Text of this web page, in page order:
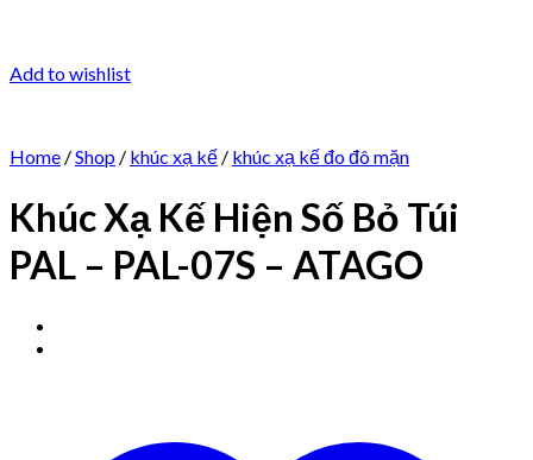
Add to wishlist
Home /Shop / khúc xạ kế / khúc xạ kế đo đô mặn
Khúc Xạ Kế Hiện Số Bỏ Túi
PAL – PAL-07S – ATAGO